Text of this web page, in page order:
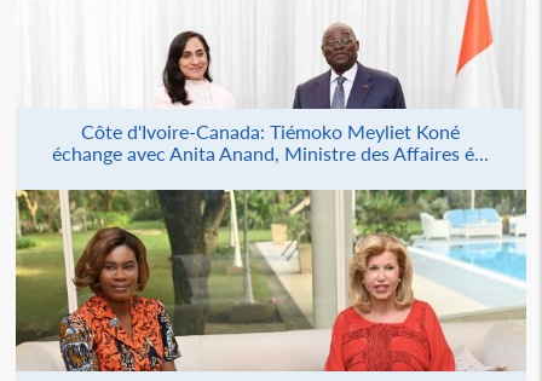
Côte d'Ivoire-Canada: Tiémoko Meyliet Koné
échange avec Anita Anand, Ministre des Affaires é...